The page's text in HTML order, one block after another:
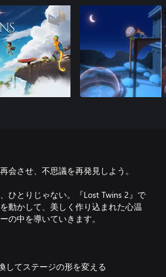
会させ、不思議を再発見しよう。
ひとりじゃない。『Lost Twins 2』で
動かして、美しく作り込まれた心温
の中を導いていきます。
してステージの形を変える